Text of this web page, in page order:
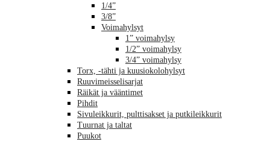
1/4”
3/8”
Voimahylsyt
1” voimahylsy
1/2” voimahylsy
3/4” voimahylsy
Torx, -tähti ja kuusiokolohylsyt
Ruuvimeisselisarjat
Räikät ja vääntimet
Pihdit
Sivuleikkurit, pulttisakset ja putkileikkurit
Tuurnat ja taltat
Puukot